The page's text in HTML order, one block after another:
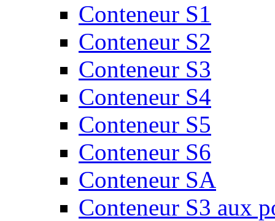
Conteneur S1
Conteneur S2
Conteneur S3
Conteneur S4
Conteneur S5
Conteneur S6
Conteneur SA
Conteneur S3 aux